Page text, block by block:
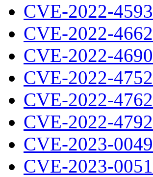
CVE-2022-
CVE-2022-4662
CVE-2022-
CVE-2022-
CVE-2022-
CVE-2022-
CVE-2023-0049
CVE-2023-0051